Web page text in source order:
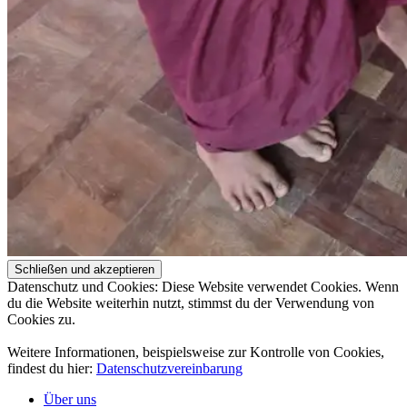
Datenschutz und Cookies: Diese Website verwendet Cookies. Wenn
du die Website weiterhin nutzt, stimmst du der Verwendung von
Cookies zu.
Weitere Informationen, beispielsweise zur Kontrolle von Cookies,
findest du hier: Datenschutzvereinbarung
Über uns